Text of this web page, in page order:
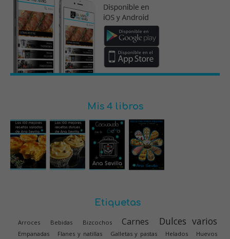
Mis 4 libros
Etiquetas
Arroces Bebidas Bizcochos Carnes Dulces varios
Empanadas Flanes y natillas Galletas y pastas Helados Huevos